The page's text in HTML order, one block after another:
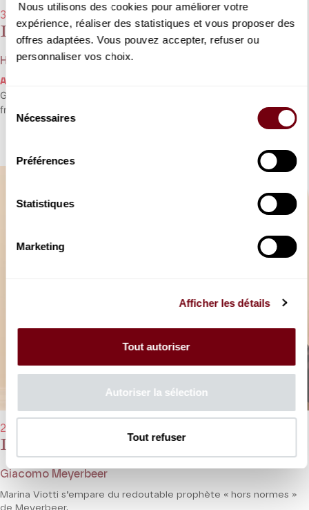
Nous utilisons des cookies pour améliorer votre
expérience, réaliser des statistiques et vous proposer des
offres adaptées. Vous pouvez accepter, refuser ou
personnaliser vos choix.
Nécessaires
Préférences
Statistiques
Marketing
Afficher les détails
Tout autoriser
Autoriser la sélection
Tout refuser
La Damnation de Faust
31/10/2025 - 19h30
Hector Berlioz
AVANT-PREMIERE JEUNES -30 ANS
Goethe et Berlioz pour l’un des chefs-d’œuvre du romantisme
français.
Le Prophète
28/03/2026 - 18h00
Giacomo Meyerbeer
Marina Viotti s’empare du redoutable prophète « hors normes »
de Meyerbeer.